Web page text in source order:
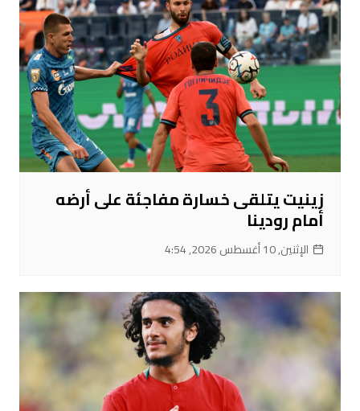
زينيت يتلقى خسارة مفاجئة على أرضه
أمام رودينا
الإثنين, 10 أغسطس 2026, 4:54